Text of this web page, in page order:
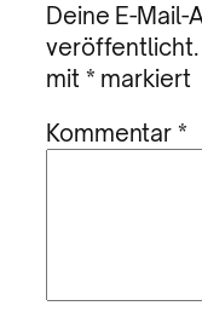
Deine E-Mail-
veröffentlicht.
mit * markiert
Kommentar*